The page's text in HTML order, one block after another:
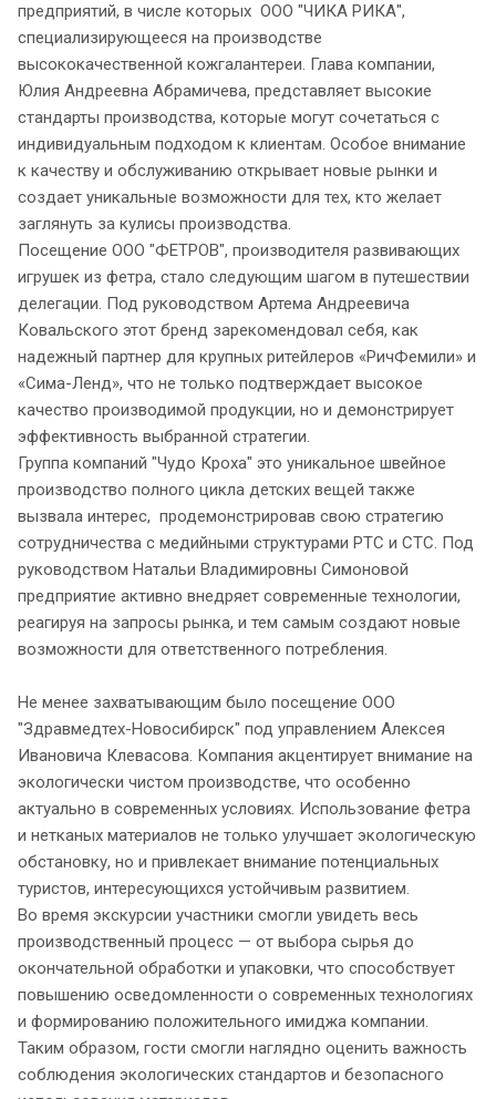
предприятий, в числе которых ООО "ЧИКА РИКА",
специализирующееся на производстве
высококачественной кожгалантереи. Глава компании,
Юлия Андреевна Абрамичева, представляет высокие
стандарты производства, которые могут сочетаться с
индивидуальным подходом к клиентам. Особое внимание
к качеству и обслуживанию открывает новые рынки и
создает уникальные возможности для тех, кто желает
заглянуть за кулисы производства.
Посещение ООО "ФЕТРОВ", производителя развивающих
игрушек из фетра, стало следующим шагом в путешествии
делегации. Под руководством Артема Андреевича
Ковальского этот бренд зарекомендовал себя, как
надежный партнер для крупных ритейлеров «РичФемили» и
«Сима-Ленд», что не только подтверждает высокое
качество производимой продукции, но и демонстрирует
эффективность выбранной стратегии.
Группа компаний "Чудо Кроха" это уникальное швейное
производство полного цикла детских вещей также
вызвала интерес, продемонстрировав свою стратегию
сотрудничества с медийными структурами РТС и СТС. Под
руководством Натальи Владимировны Симоновой
предприятие активно внедряет современные технологии,
реагируя на запросы рынка, и тем самым создают новые
возможности для ответственного потребления.
Не менее захватывающим было посещение ООО
"Здравмедтех-Новосибирск" под управлением Алексея
Ивановича Клевасова. Компания акцентирует внимание на
экологически чистом производстве, что особенно
актуально в современных условиях. Использование фетра
и нетканых материалов не только улучшает экологическую
обстановку, но и привлекает внимание потенциальных
туристов, интересующихся устойчивым развитием.
Во время экскурсии участники смогли увидеть весь
производственный процесс — от выбора сырья до
окончательной обработки и упаковки, что способствует
повышению осведомленности о современных технологиях
и формированию положительного имиджа компании.
Таким образом, гости смогли наглядно оценить важность
соблюдения экологических стандартов и безопасного